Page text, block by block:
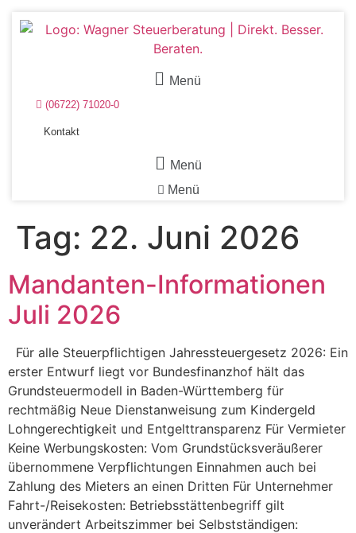
Menü
(06722) 71020-0
Kontakt
Menü
Menü
Tag: 22. Juni 2026
Mandanten-Informationen
Juli 2026
Für alle Steuerpflichtigen Jahressteuergesetz 2026: Ein
erster Entwurf liegt vor Bundesfinanzhof hält das
Grundsteuermodell in Baden-Württemberg für
rechtmäßig Neue Dienstanweisung zum Kindergeld
Lohngerechtigkeit und Entgelttransparenz Für Vermieter
Keine Werbungskosten: Vom Grundstücksveräußerer
übernommene Verpflichtungen Einnahmen auch bei
Zahlung des Mieters an einen Dritten Für Unternehmer
Fahrt-/Reisekosten: Betriebsstättenbegriff gilt
unverändert Arbeitszimmer bei Selbstständigen: